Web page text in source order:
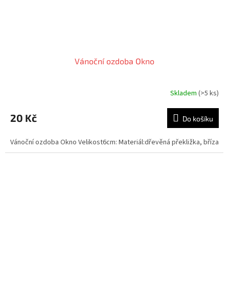
Vánoční ozdoba Okno
Skladem (>5 ks)
20 Kč Do košíku
Vánoční ozdoba Okno Velikost6cm: Materiál:dřevěná překližka, bříza